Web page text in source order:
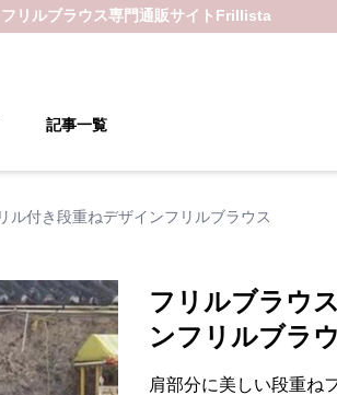
フリルブラウス専門通販サイト Frillista
記事一覧
ル付き段重ねデザインフリルブラウス
フリルブラウ
ンフリルブラ
肩部分に美しい段重ね